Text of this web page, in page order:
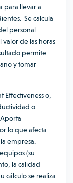
para llevar a
Se calcula
personal
de las horas
permite
y tomar
Effectiveness o,
o
lo que afecta
empresa.
(su
la calidad
cálculo se realiza